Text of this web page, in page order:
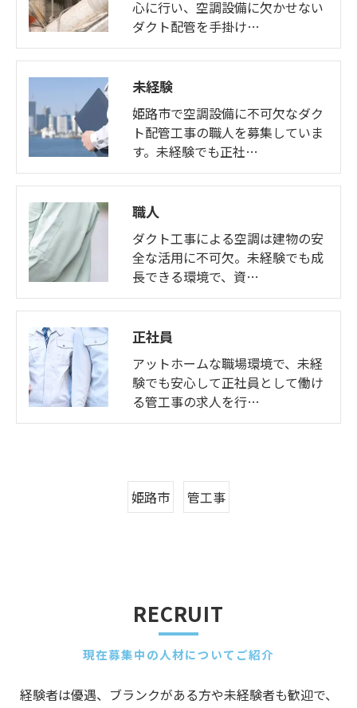
心に行い、空調設備に欠かせない
ダクト配管を手掛け…
未経験
姫路市で空調設備に不可欠なダク
ト配管工事の職人を募集していま
す。未経験でも正社…
職人
ダクト工事による空調は建物の安
全な活用に不可欠。未経験でも成
長できる環境で、資…
正社員
アットホームな職場環境で、未経
験でも安心して正社員として働け
る管工事の求人を行…
姫路市 管工事
RECRUIT
現在募集中の人材についてご紹介
経験者は優遇、ブランクがある方や未経験者も歓迎で、